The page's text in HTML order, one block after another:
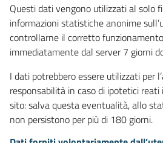
Questi dati vengono utilizzati al solo
informazioni statistiche anonime
controllarne il corretto
immediatamente dal server 7 giorni
I dati potrebbero essere utilizzati per
responsabilità in caso di ipotetici
sito: salva questa eventualità, allo
non persistono per più di 180 giorni.